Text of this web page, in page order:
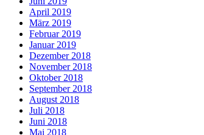
April 2019
März 2019
Februar 2019
Januar 2019
Dezember 2018
November 2018
Oktober 2018
September 2018
August 2018
Juli 2018
Juni 2018
Mai 2018